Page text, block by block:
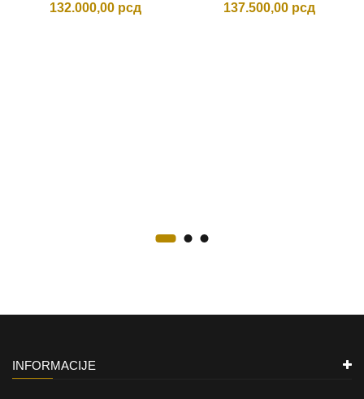
132.000,00 рсд 137.500,00 рсд
INFORMACIJE